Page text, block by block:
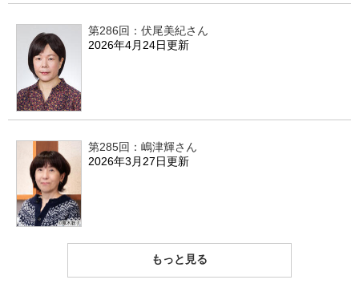
第286回：伏尾美紀さん
2026年4月24日更新
第285回：嶋津輝さん
2026年3月27日更新
もっと見る